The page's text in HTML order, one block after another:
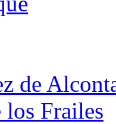
de
los Frailes